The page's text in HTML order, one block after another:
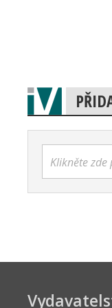
Klikněte